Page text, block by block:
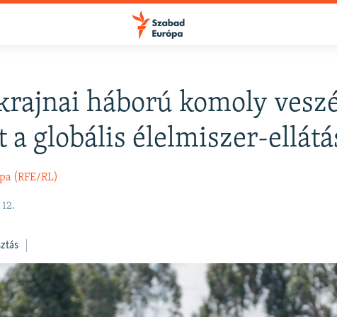
háború komoly
a globális élelmiszer-
(RFE/RL)
FELIRATKOZÁS